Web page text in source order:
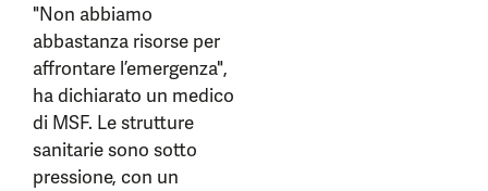
"Non abbiamo
abbastanza risorse per
affrontare l’emergenza",
ha dichiarato un medico
di MSF. Le strutture
sanitarie sono sotto
pressione, con un